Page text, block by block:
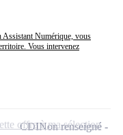
Assistant Numérique, vous
Vous intervenez
CDINon renseigné
offre à ma sélection